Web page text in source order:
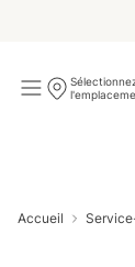
Accueil